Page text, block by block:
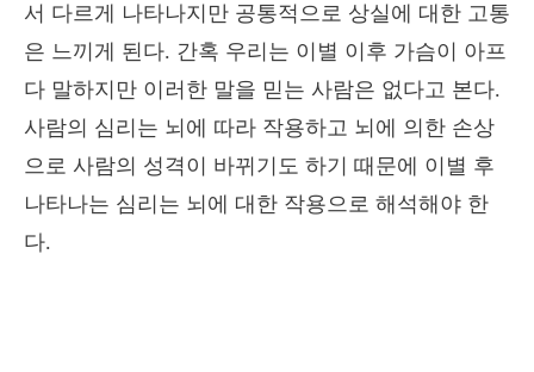
서 다르게 나타나지만 공통적으로 상실에 대한 고통
은 느끼게 된다. 간혹 우리는 이별 이후 가슴이 아프
다 말하지만 이러한 말을 믿는 사람은 없다고 본다.
사람의 심리는 뇌에 따라 작용하고 뇌에 의한 손상
으로 사람의 성격이 바뀌기도 하기 때문에 이별 후
나타나는 심리는 뇌에 대한 작용으로 해석해야 한
다.